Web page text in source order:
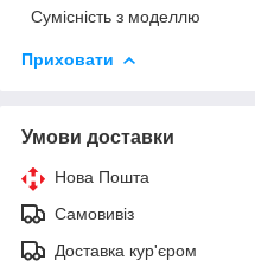
Сумісність з моделлю
Приховати
Умови доставки
Нова Пошта
Самовивіз
Доставка кур'єром